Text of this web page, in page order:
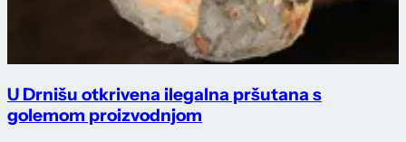
U Drnišu otkrivena ilegalna pršutana s
golemom proizvodnjom